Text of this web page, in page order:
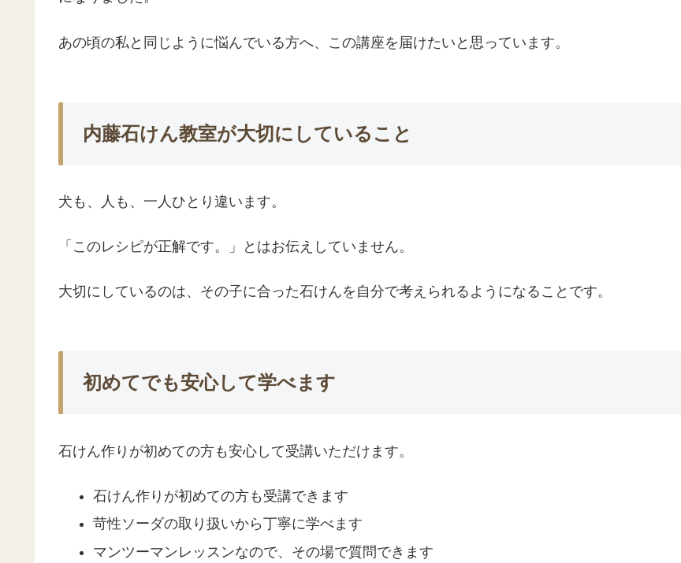
あの頃の私と同じように悩んでいる方へ、この講座を届けたいと思っています。
内藤石けん教室が大切にしていること
犬も、人も、一人ひとり違います。
「このレシピが正解です。」とはお伝えしていません。
大切にしているのは、その子に合った石けんを自分で考えられるようになることです。
初めてでも安心して学べます
石けん作りが初めての方も安心して受講いただけます。
石けん作りが初めての方も受講できます
苛性ソーダの取り扱いから丁寧に学べます
マンツーマンレッスンなので、その場で質問できます